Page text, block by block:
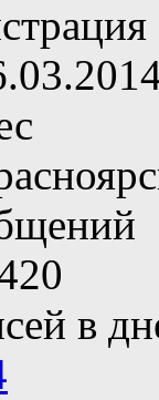
в